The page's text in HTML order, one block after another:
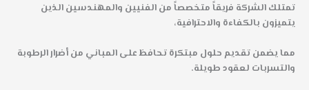
تمتلك الشركة فريقاً متخصصاً من الفنيين والمهندسين الذين
يتميزون بالكفاءة والاحترافية،
مما يضمن تقديم حلول مبتكرة تحافظ على المباني من أضرار الرطوبة
والتسربات لعقود طويلة.